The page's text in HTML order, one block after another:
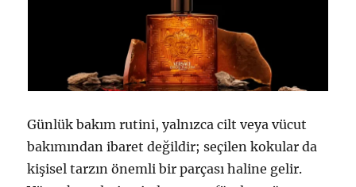
Günlük bakım rutini, yalnızca cilt veya vücut
bakımından ibaret değildir; seçilen kokular da
kişisel tarzın önemli bir parçası haline gelir.